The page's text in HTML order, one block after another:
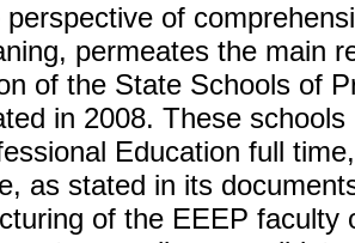
perspective of
permeates the main
of the State Schools of
in 2008. These
Education full
as stated in its
of the EEEP faculty